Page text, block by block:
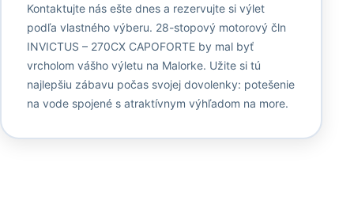
Kontaktujte nás ešte dnes a rezervujte si výlet
podľa vlastného výberu. 28-stopový motorový čln
INVICTUS – 270CX CAPOFORTE by mal byť
vrcholom vášho výletu na Malorke. Užite si tú
najlepšiu zábavu počas svojej dovolenky: potešenie
na vode spojené s atraktívnym výhľadom na more.